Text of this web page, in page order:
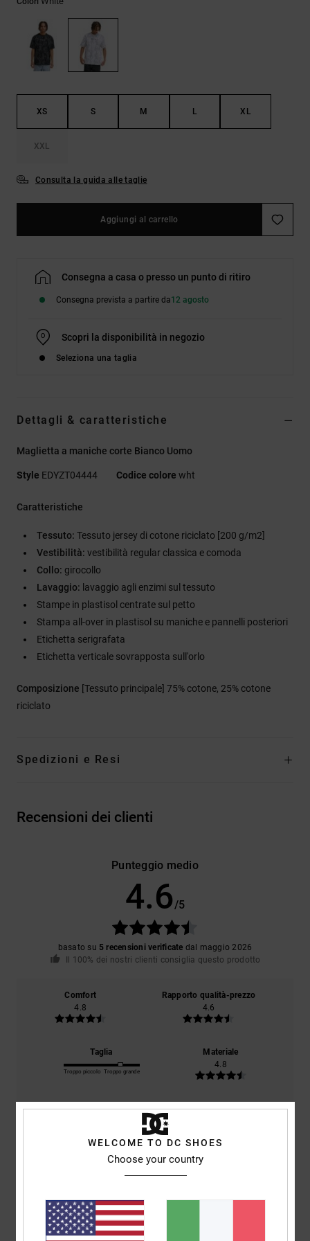
alle
domande
più
frequenti e
accedi al
modulo di
XS S M L XL
XXL
Consulta la guida alle taglie
Aggiungi al carrello
Consegna a casa o presso un punto di ritiro
Consegna prevista a partire da12 agosto
Scopri la disponibilità in negozio
Seleziona una taglia
Dettagli & caratteristiche
Maglietta a maniche corte Bianco Uomo
Style EDYZT04444 Codice colore wht
Caratteristiche
Tessuto: Tessuto jersey di cotone riciclato [200 g/m2]
Vestibilità: vestibilità regular classica e comoda
Collo: girocollo
Lavaggio: lavaggio agli enzimi sul tessuto
Stampe in plastisol centrate sul petto
Stampa all-over in plastisol su maniche e pannelli posteriori
Etichetta serigrafata
Etichetta verticale sovrapposta sull'orlo
Composizione [Tessuto principale] 75% cotone, 25% cotone
riciclato
Spedizioni e Resi
Recensioni dei clienti
Punteggio medio
4.6 /5
basato su 5 recensioni verificate dal maggio 2026
Il 100% dei nostri clienti consiglia questo prodotto
Comfort
4.8
Rapporto qualità-prezzo
4.6
Taglia
Troppo piccolo Troppo grande
Materiale
4.8
Colore
4.8
4 /5
WELCOME TO DC SHOES
Choose your country